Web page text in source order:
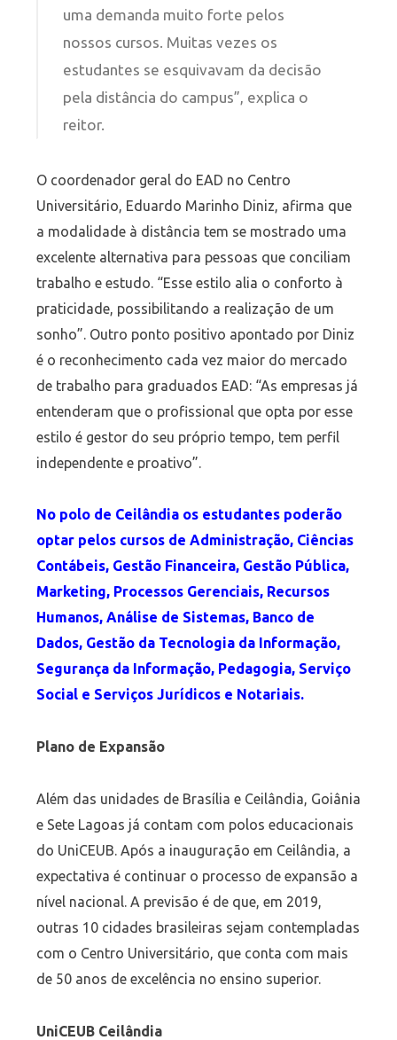
uma demanda muito forte pelos
nossos cursos. Muitas vezes os
estudantes se esquivavam da decisão
pela distância do campus”, explica o
reitor.
O coordenador geral do EAD no Centro
Universitário, Eduardo Marinho Diniz, afirma que
a modalidade à distância tem se mostrado uma
excelente alternativa para pessoas que conciliam
trabalho e estudo. “Esse estilo alia o conforto à
praticidade, possibilitando a realização de um
sonho”. Outro ponto positivo apontado por Diniz
é o reconhecimento cada vez maior do mercado
de trabalho para graduados EAD: “As empresas já
entenderam que o profissional que opta por esse
estilo é gestor do seu próprio tempo, tem perfil
independente e proativo”.
No polo de Ceilândia os estudantes poderão
optar pelos cursos de Administração, Ciências
Contábeis, Gestão Financeira, Gestão Pública,
Marketing, Processos Gerenciais, Recursos
Humanos, Análise de Sistemas, Banco de
Dados, Gestão da Tecnologia da Informação,
Segurança da Informação, Pedagogia, Serviço
Social e Serviços Jurídicos e Notariais.
Plano de Expansão
Além das unidades de Brasília e Ceilândia, Goiânia
e Sete Lagoas já contam com polos educacionais
do UniCEUB. Após a inauguração em Ceilândia, a
expectativa é continuar o processo de expansão a
nível nacional. A previsão é de que, em 2019,
outras 10 cidades brasileiras sejam contempladas
com o Centro Universitário, que conta com mais
de 50 anos de excelência no ensino superior.
UniCEUB Ceilândia